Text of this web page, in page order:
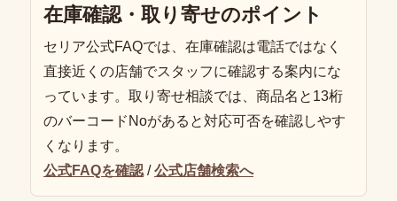
在庫確認・取り寄せのポイント
セリア公式FAQでは、在庫確認は電話ではなく
直接近くの店舗でスタッフに確認する案内にな
っています。取り寄せ相談では、商品名と13桁
のバーコードNoがあると対応可否を確認しやす
くなります。
公式FAQを確認 /公式店舗検索へ